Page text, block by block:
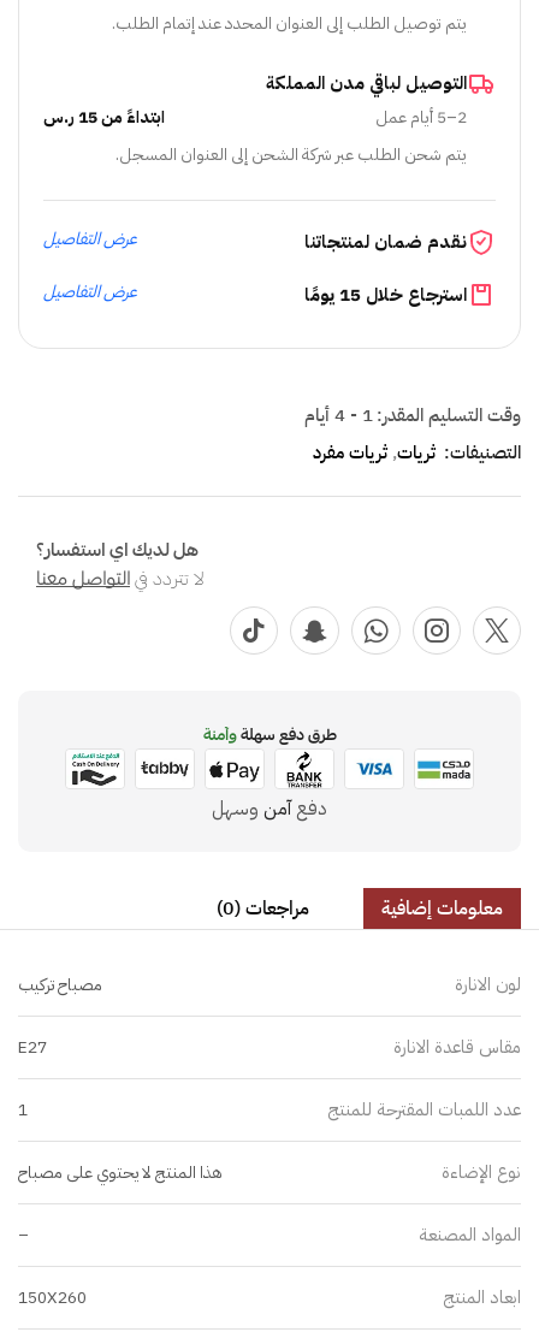
يتم توصيل الطلب إلى العنوان المحدد عند إتمام الطلب.
التوصيل لباقي مدن المملكة
2–5 أيام عمل
ابتداءً من 15 ر.س
يتم شحن الطلب عبر شركة الشحن إلى العنوان المسجل.
نقدم ضمان لمنتجاتنا عرض التفاصيل
استرجاع خلال 15 يومًا عرض التفاصيل
وقت التسليم المقدر:1 - 4 أيام
التصنيفات: ثريات, ثريات مفرد
هل لديك اي استفسار؟
لا تتردد فيالتواصل معنا
طرق دفع سهلةوآمنة
دفعآمن وسهل
معلومات إضافية مراجعات (0)
لون الانارة مصباح تركيب
مقاس قاعدة الانارة E27
عدد اللمبات المقترحة للمنتج 1
نوع الإضاءة هذا المنتج لا يحتوي على مصباح
المواد المصنعة –
ابعاد المنتج 150X260